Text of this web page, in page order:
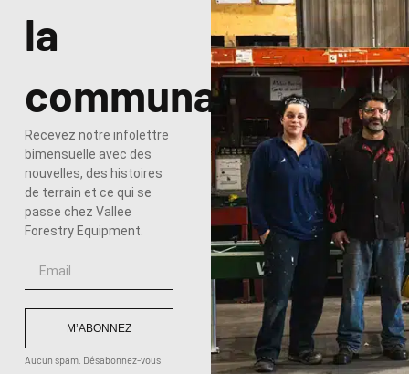
la
communauté
Recevez notre infolettre
bimensuelle avec des
nouvelles, des histoires
de terrain et ce qui se
passe chez Vallee
Forestry Equipment.
M’ABONNEZ
Aucun spam. Désabonnez-vous